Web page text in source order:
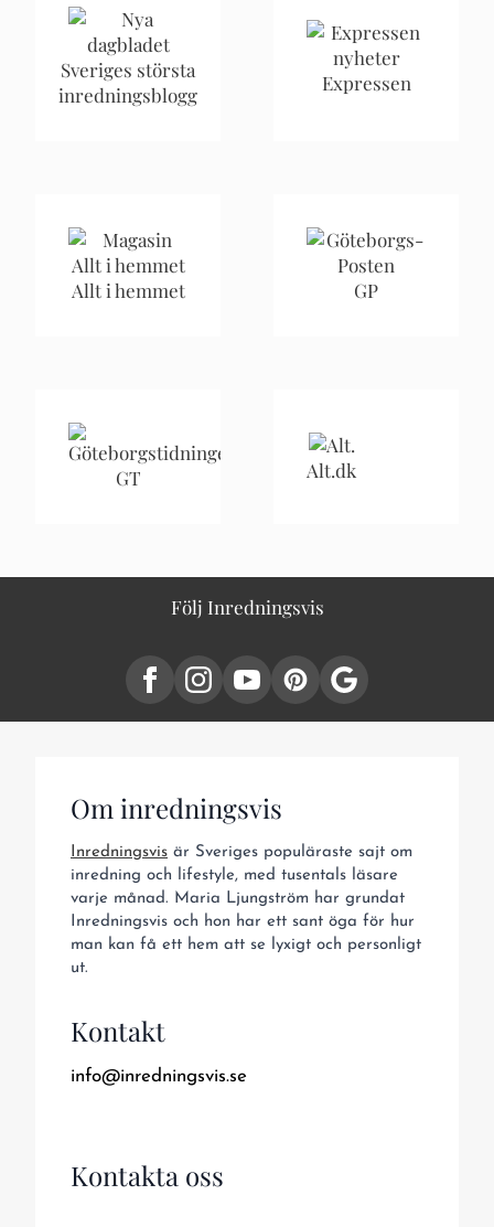
Sveriges största
inredningsblogg
Expressen
Allt i hemmet GP
GT Alt.dk
Följ Inredningsvis
Om inredningsvis
Inredningsvis är Sveriges populäraste sajt om
inredning och lifestyle, med tusentals läsare
varje månad. Maria Ljungström har grundat
Inredningsvis och hon har ett sant öga för hur
man kan få ett hem att se lyxigt och personligt
ut.
Kontakt
info@inredningsvis.se
Kontakta oss